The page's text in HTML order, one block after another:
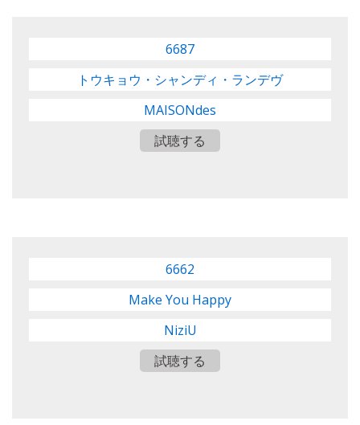
6687
トウキョウ・シャンディ・ランデヴ
MAISONdes
試聴する
6662
Make You Happy
NiziU
試聴する